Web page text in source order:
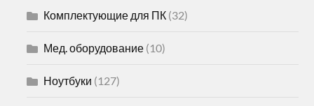
Комплектующие для ПК (32)
Мед. оборудование (10)
Ноутбуки (127)